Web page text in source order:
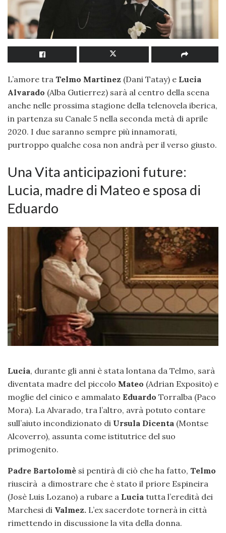
L’amore tra Telmo Martinez (Dani Tatay) e Lucia
Alvarado (Alba Gutierrez) sarà al centro della scena
anche nelle prossima stagione della telenovela iberica,
in partenza su Canale 5 nella seconda metà di aprile
2020. I due saranno sempre più innamorati,
purtroppo qualche cosa non andrà per il verso giusto.
Una Vita anticipazioni future:
Lucia, madre di Mateo e sposa di
Eduardo
Lucia, durante gli anni è stata lontana da Telmo, sarà
diventata madre del piccolo Mateo (Adrian Exposito) e
moglie del cinico e ammalato Eduardo Torralba (Paco
Mora). La Alvarado, tra l’altro, avrà potuto contare
sull’aiuto incondizionato di Ursula Dicenta (Montse
Alcoverro), assunta come istitutrice del suo
primogenito.
Padre Bartolomè si pentirà di ciò che ha fatto, Telmo
riuscirà a dimostrare che è stato il priore Espineira
(Josè Luis Lozano) a rubare a Lucia tutta l’eredità dei
Marchesi di Valmez. L’ex sacerdote tornerà in città
rimettendo in discussione la vita della donna.